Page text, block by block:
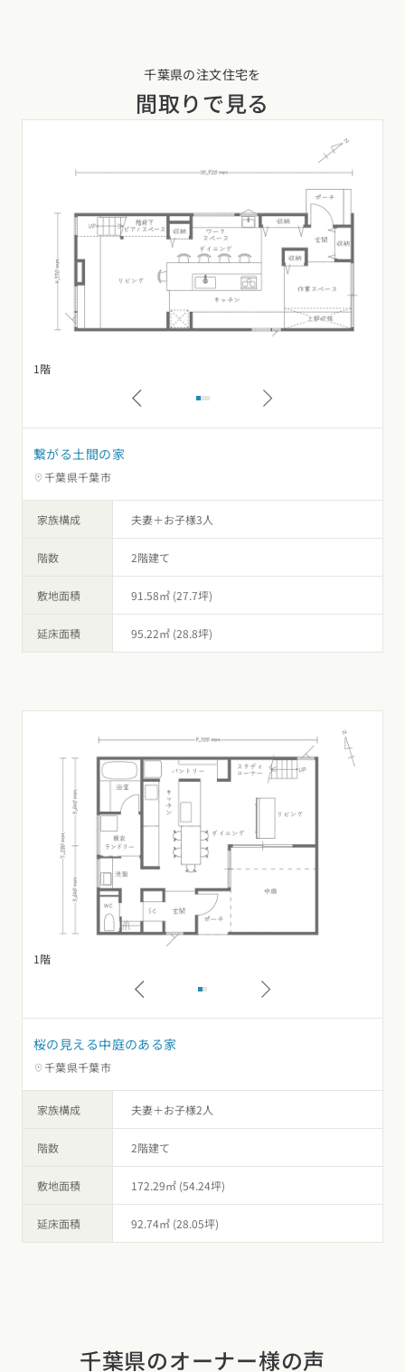
千葉県の注文住宅を
間取りで見る
1階
繋がる土間の家
千葉県千葉市
家族構成 夫妻＋お子様3人
階数 2階建て
敷地面積 91.58㎡ (27.7坪)
延床面積 95.22㎡ (28.8坪)
1階
桜の見える中庭のある家
千葉県千葉市
家族構成 夫妻＋お子様2人
階数 2階建て
敷地面積 172.29㎡ (54.24坪)
延床面積 92.74㎡ (28.05坪)
千葉県のオーナー様の声